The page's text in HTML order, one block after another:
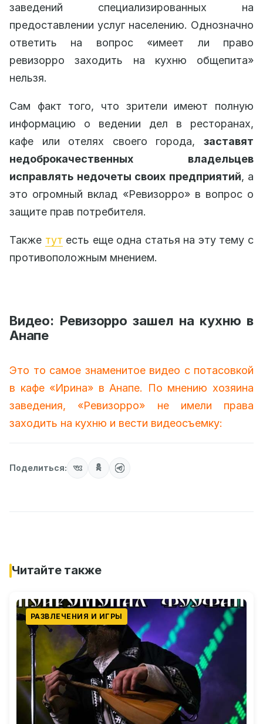
заведений специализированных на
предоставлении услуг населению. Однозначно
ответить на вопрос «имеет ли право
ревизорро заходить на кухню общепита»
нельзя.
Сам факт того, что зрители имеют полную
информацию о ведении дел в ресторанах,
кафе или отелях своего города, заставят
недоброкачественных владельцев
исправлять недочеты своих предприятий, а
это огромный вклад «Ревизорро» в вопрос о
защите прав потребителя.
Также тут есть еще одна статья на эту тему с
противоположным мнением.
Видео: Ревизорро зашел на кухню в
Анапе
Это то самое знаменитое видео с потасовкой
в кафе «Ирина» в Анапе. По мнению хозяина
заведения, «Ревизорро» не имели права
заходить на кухню и вести видеосъемку:
Поделиться:
Читайте также
РАЗВЛЕЧЕНИЯ И ИГРЫ